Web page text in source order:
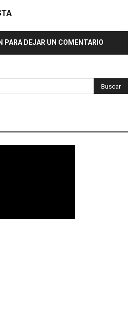
PARA DEJAR UN COMENTARIO